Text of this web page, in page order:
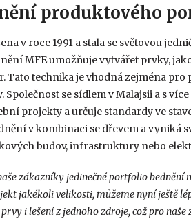
produktového
v roce 1991 a stala se světovou
MFE umožňuje vytvářet prvky,
Tato technika je vhodná zejména
se sídlem v Malajsii a s
projekty a určuje standardy ve
v kombinaci se dřevem a vyniká
budov, infrastruktury nebo
zákazníky jedinečné portfolio bednění
jakékoli velikosti, můžeme nyní ještě
prvy i lešení z jednoho zdroje, což pro